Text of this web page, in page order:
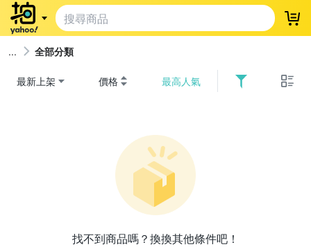
登
全部分類
最新上架 價格 最高人氣
找不到商品嗎？換換其他條件吧！